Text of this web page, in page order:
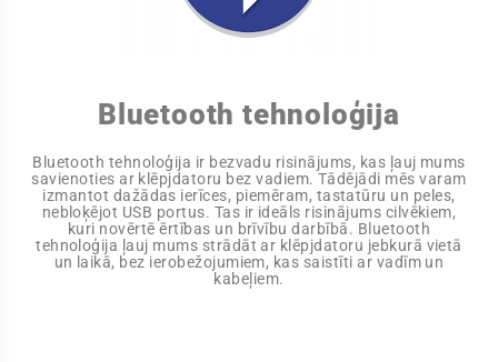
Bluetooth tehnoloģija
Bluetooth tehnoloģija ir bezvadu risinājums, kas ļauj mums
savienoties ar klēpjdatoru bez vadiem. Tādējādi mēs varam
izmantot dažādas ierīces, piemēram, tastatūru un peles,
nebloķējot USB portus. Tas ir ideāls risinājums cilvēkiem,
kuri novērtē ērtības un brīvību darbībā. Bluetooth
tehnoloģija ļauj mums strādāt ar klēpjdatoru jebkurā vietā
un laikā, bez ierobežojumiem, kas saistīti ar vadīm un
kabeļiem.